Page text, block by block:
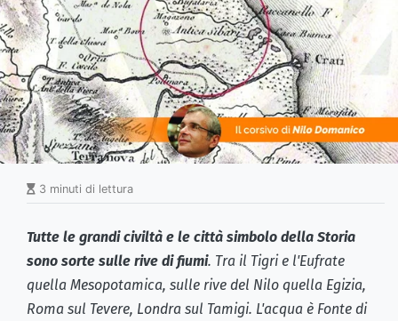
3 minuti di lettura
Tutte le grandi civiltà e le città simbolo della Storia
sono sorte sulle rive di fiumi. Tra il Tigri e l'Eufrate
quella Mesopotamica, sulle rive del Nilo quella Egizia,
Roma sul Tevere, Londra sul Tamigi. L'acqua è Fonte di